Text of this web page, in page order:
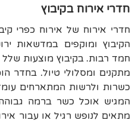
חדרי אירוח בקיבוץ
חדרי אירוח של אירוח כפרי
הקיבוץ ומוקפים במדשאות
חמד רבות. בקיבוץ מוצעות שלל
מתקנים ומסלולי טיול. בחדר
כשרות ולרשות המתארחים עומד
המגיש אוכל כשר ברמה
מתאים לנופש רגיל או עבור